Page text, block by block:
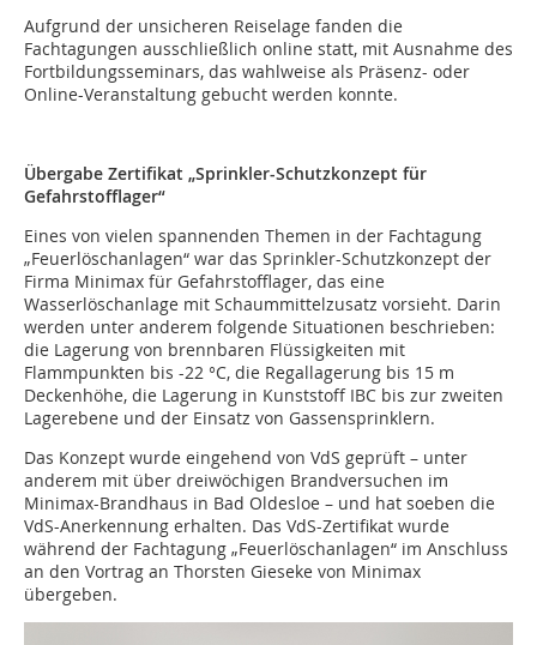
Aufgrund der unsicheren Reiselage fanden die
Fachtagungen ausschließlich online statt, mit Ausnahme des
Fortbildungsseminars, das wahlweise als Präsenz- oder
Online-Veranstaltung gebucht werden konnte.
Übergabe Zertifikat „Sprinkler-Schutzkonzept für
Gefahrstofflager“
Eines von vielen spannenden Themen in der Fachtagung
„Feuerlöschanlagen“ war das Sprinkler-Schutzkonzept der
Firma Minimax für Gefahrstofflager, das eine
Wasserlöschanlage mit Schaummittelzusatz vorsieht. Darin
werden unter anderem folgende Situationen beschrieben:
die Lagerung von brennbaren Flüssigkeiten mit
Flammpunkten bis -22 °C, die Regallagerung bis 15 m
Deckenhöhe, die Lagerung in Kunststoff IBC bis zur zweiten
Lagerebene und der Einsatz von Gassensprinklern.
Das Konzept wurde eingehend von VdS geprüft – unter
anderem mit über dreiwöchigen Brandversuchen im
Minimax-Brandhaus in Bad Oldesloe – und hat soeben die
VdS-Anerkennung erhalten. Das VdS-Zertifikat wurde
während der Fachtagung „Feuerlöschanlagen“ im Anschluss
an den Vortrag an Thorsten Gieseke von Minimax
übergeben.